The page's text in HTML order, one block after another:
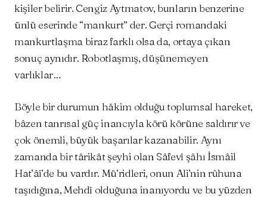
kişiler belirir. Cengiz Aytmatov, bunların benzerine
ünlü eserinde “mankurt” der. Gerçi romandaki
mankurtlaşma biraz farklı olsa da, ortaya çıkan
sonuç aynıdır. Robotlaşmış, düşünemeyen
varlıklar…
Böyle bir durumun hâkim olduğu toplumsal hareket,
bâzen tanrısal güç inancıyla körü körüne saldırır ve
çok önemli, büyük başarılar kazanabilir. Aynı
zamanda bir târikât şeyhi olan Sâfevî şâhı İsmâil
Hat’âî’de bu vardır. Mü’ridleri, onun Ali’nin rûhuna
taşıdığına, Mehdî olduğuna inanıyordu ve bu yüzden